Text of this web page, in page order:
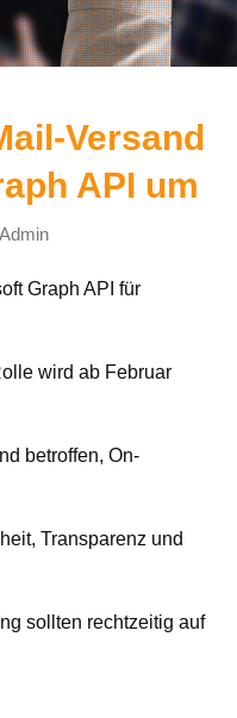
Versand
API um
Graph API für
wird ab Februar
betroffen, On-
Transparenz und
sollten rechtzeitig auf